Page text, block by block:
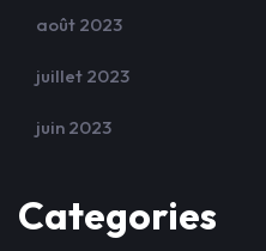
août 2023
juillet 2023
juin 2023
Categories